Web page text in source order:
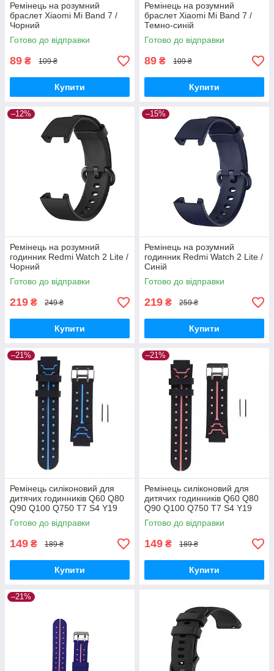
Ремінець на розумний
браслет Xiaomi Mi Band 7 /
Чорний
Готово до відправки
89 ₴ 109 ₴
Купити
Ремінець на розумний
браслет Xiaomi Mi Band 7 /
Темно-синій
Готово до відправки
89 ₴ 109 ₴
Купити
–12%
Ремінець на розумний
годинник Redmi Watch 2 Lite /
Чорний
Готово до відправки
219 ₴ 249 ₴
Купити
–15%
Ремінець на розумний
годинник Redmi Watch 2 Lite /
Синій
Готово до відправки
219 ₴ 259 ₴
Купити
–21%
Ремінець силіконовий для
дитячих годинників Q60 Q80
Q90 Q100 Q750 T7 S4 Y19
Y21 / 16 mm / Чорно-
блакитний
Готово до відправки
149 ₴ 189 ₴
Купити
–21%
Ремінець силіконовий для
дитячих годинників Q60 Q80
Q90 Q100 Q750 T7 S4 Y19
Y21 / 16 mm / Чорно-розовий
Готово до відправки
149 ₴ 189 ₴
Купити
–21%